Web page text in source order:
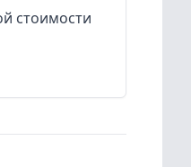
стоимости